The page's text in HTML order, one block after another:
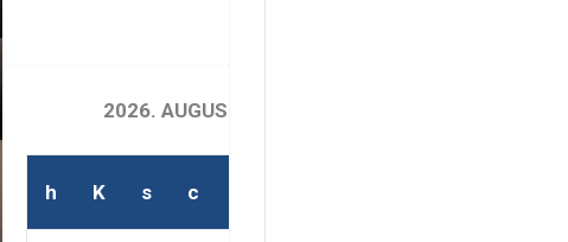
2026. AUGUSZTUS
h K s c